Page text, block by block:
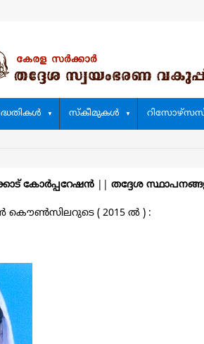
സ്കീമുകള്‍
കോര്‍പ്പറേഷന്‍ തദ്ദേശ
കൌൺസിലറുടെ ( 2015 ല്‍ ) :